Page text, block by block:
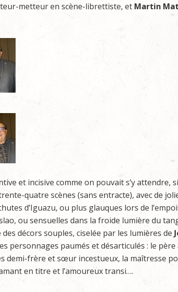
metteur en scène-librettiste, etMartin
et incisive comme on pouvait s’y attendre,
quatre scènes (sans entracte), avec de
d’Iguazu, ou plus glauques lors de
ou sensuelles dans la froide lumière du
décors souples, ciselée par les lumières de
personnages paumés et désarticulés : le
demi-frère et sœur incestueux, la maîtresse
en titre et l’amoureux transi….